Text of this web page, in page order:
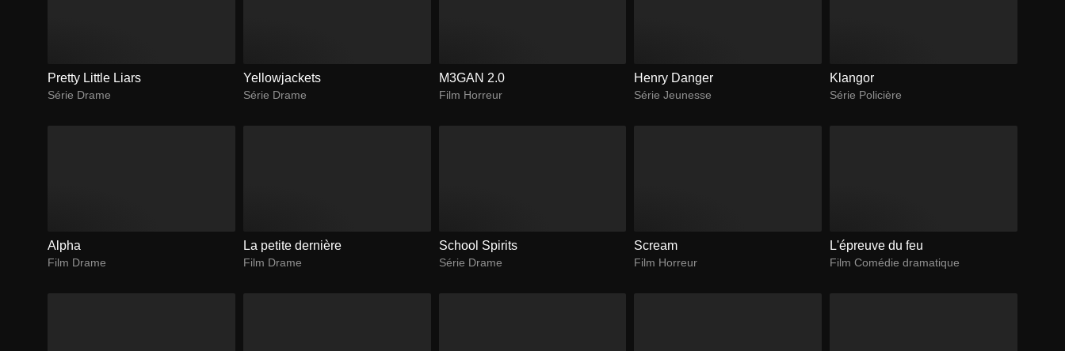
Pretty Little Liars
Série Drame
Yellowjackets
Série Drame
M3GAN 2.0
Film Horreur
Henry Danger
Série Jeunesse
Klangor
Série Policière
Alpha
Film Drame
La petite dernière
Film Drame
School Spirits
Série Drame
Scream
Film Horreur
L'épreuve du feu
Film Comédie dramatique